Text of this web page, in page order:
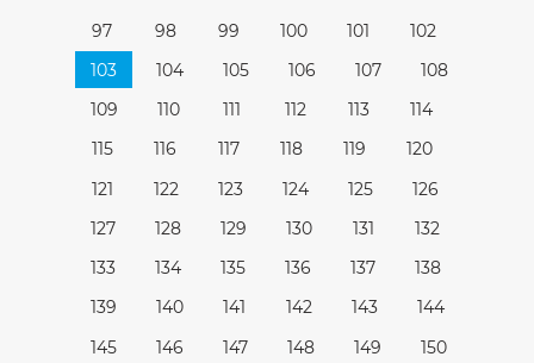
97
98 99 100 101
102
103
104 105 106 107
108
109
110 111 112 113
114
115
116 117 118 119
120
121
122 123 124 125
126
127
128 129 130 131
132
133
134 135 136 137
138
139
140 141 142 143
144
145
146 147 148 149
150